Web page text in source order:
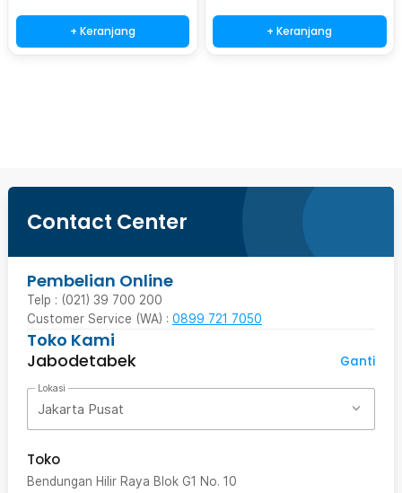
+ Keranjang + Keranjang
Contact Center
Pembelian Online
Telp : (021) 39 700 200
Customer Service (WA) : 0899 721 7050
Toko Kami
Jabodetabek
Ganti
Lokasi
Jakarta Pusat
Toko
Bendungan Hilir Raya Blok G1 No. 10